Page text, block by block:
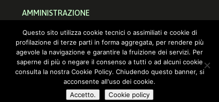
AMMINISTRAZIONE
info@schooltoon.com
Questo sito utilizza cookie tecnici o assimiliati e cookie di
profilazione di terze parti in forma aggregata, per rendere più
agevole la navigazione e garantire la fruizione dei servizi. Per
saperne di più o negare il consenso a tutti o ad alcuni cookie
consulta la nostra Cookie Policy. Chiudendo questo banner, si
acconsente all'uso dei cookie.
Accetto.
Cookie policy